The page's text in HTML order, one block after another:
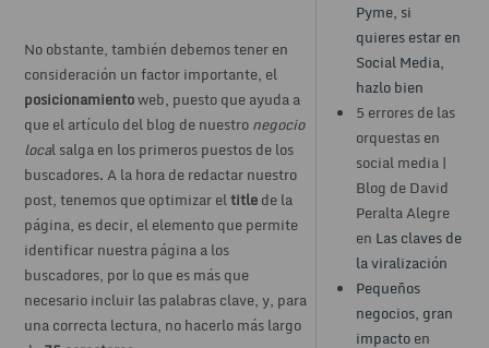
No obstante, también debemos tener en
consideración un factor importante, el
posicionamientoweb, puesto que ayuda a
que el artículo del blog de nuestronegocio
local salga en los primeros puestos de los
buscadores. A la hora de redactar nuestro
post, tenemos que optimizar eltitlede la
página, es decir, el elemento que permite
identificar nuestra página a los
buscadores, por lo que es más que
necesario incluir las palabras clave, y, para
una correcta lectura, no hacerlo más largo
Pyme, si
quieres estar en
Social Media,
hazlo bien
5 errores de las
orquestas en
social media |
Blog de David
Peralta Alegre
en Las claves de
la viralización
Pequeños
negocios, gran
impactoen